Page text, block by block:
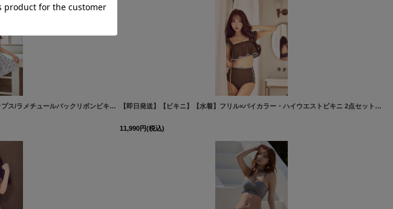
【即日発送】【ビキニ】【水着】ハイネックトップス/ラメチュールバックリボンビキニ [FB01](MG-OP001)三上悠亜着用 [M285dzp-B-26MY-260501-2] 【即日発送】【ビキニ】【水着】フリル×バイカラー・ハイウエストビキニ 2点セット[FB01]三上悠亜着用
11,990円(税込)